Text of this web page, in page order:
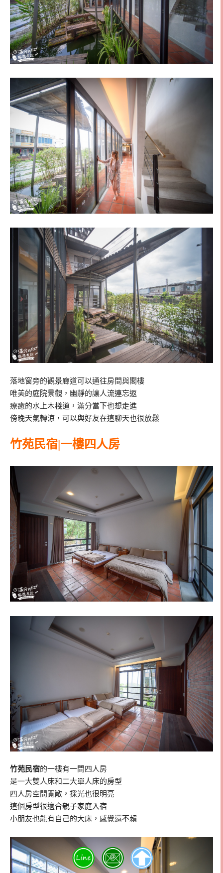
落地窗旁的觀景廊道可以通往房間與閣樓
唯美的庭院景觀，幽靜的讓人流連忘返
療癒的水上木棧道，滿分當下也想走進
傍晚天氣轉涼，可以與好友在這聊天也很放鬆
竹苑民宿|一樓四人房
竹苑民宿的一樓有一間四人房
是一大雙人床和二大單人床的房型
四人房空間寬敞，採光也很明亮
這個房型很適合親子家庭入宿
小朋友也能有自己的大床，感覺還不賴